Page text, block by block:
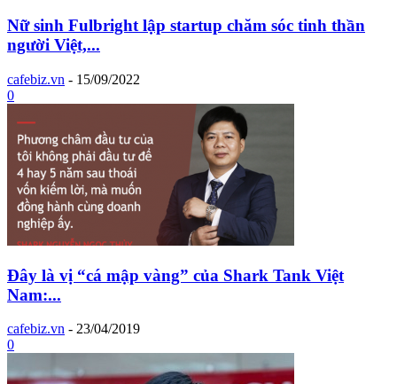
Nữ sinh Fulbright lập startup chăm sóc tinh thần
người Việt,...
cafebiz.vn - 15/09/2022
0
Đây là vị “cá mập vàng” của Shark Tank Việt
Nam:...
cafebiz.vn - 23/04/2019
0